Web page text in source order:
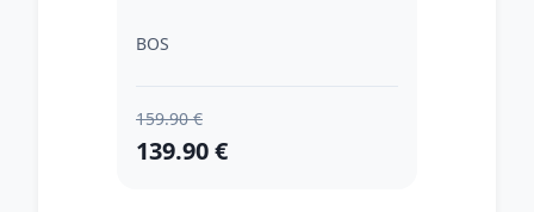
BOS
159.90 €
139.90 €